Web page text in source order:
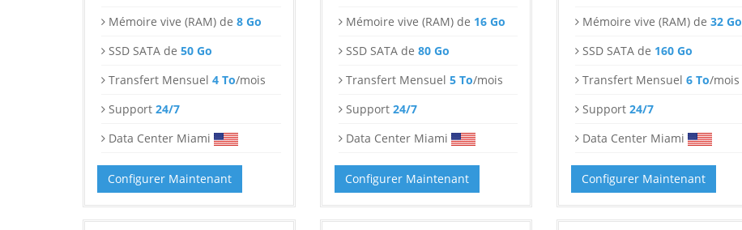
Mémoire vive (RAM) de 8 Go
SSD SATA de 50 Go
Transfert Mensuel 4 To/mois
Support 24/7
Data Center Miami
Configurer Maintenant
Mémoire vive (RAM) de 16 Go
SSD SATA de 80 Go
Transfert Mensuel 5 To/mois
Support 24/7
Data Center Miami
Configurer Maintenant
Mémoire vive (RAM) de 32 Go
SSD SATA de 160 Go
Transfert Mensuel 6 To/mois
Support 24/7
Data Center Miami
Configurer Maintenant